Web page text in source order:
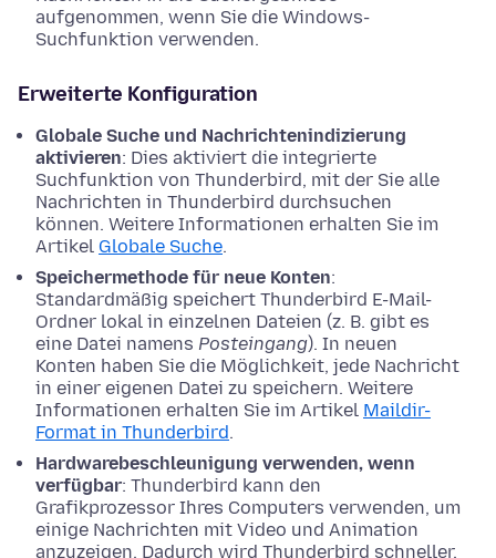
aufgenommen, wenn Sie die Windows-
Suchfunktion verwenden.
Erweiterte Konfiguration
Globale Suche und Nachrichtenindizierung
aktivieren: Dies aktiviert die integrierte
Suchfunktion von Thunderbird, mit der Sie alle
Nachrichten in Thunderbird durchsuchen
können. Weitere Informationen erhalten Sie im
Artikel Globale Suche.
Speichermethode für neue Konten:
Standardmäßig speichert Thunderbird E-Mail-
Ordner lokal in einzelnen Dateien (z. B. gibt es
eine Datei namens Posteingang). In neuen
Konten haben Sie die Möglichkeit, jede Nachricht
in einer eigenen Datei zu speichern. Weitere
Informationen erhalten Sie im Artikel Maildir-
Format in Thunderbird.
Hardwarebeschleunigung verwenden, wenn
verfügbar: Thunderbird kann den
Grafikprozessor Ihres Computers verwenden, um
einige Nachrichten mit Video und Animation
anzuzeigen. Dadurch wird Thunderbird schneller,